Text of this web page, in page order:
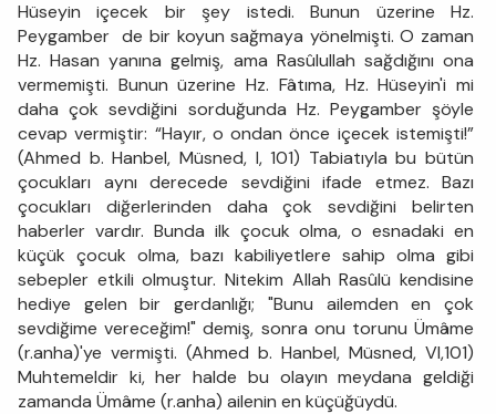
Hüseyin içecek bir şey istedi. Bunun üzerine Hz.
Peygamber de bir koyun sağmaya yönelmişti. O zaman
Hz. Hasan yanına gelmiş, ama Rasûlullah sağdığını ona
vermemişti. Bunun üzerine Hz. Fâtıma, Hz. Hüseyin'i mi
daha çok sevdiğini sorduğunda Hz. Peygamber şöyle
cevap vermiştir: “Hayır, o ondan önce içecek istemişti!”
(Ahmed b. Hanbel, Müsned, I, 101) Tabiatıyla bu bütün
çocukları aynı derecede sevdiğini ifade etmez. Bazı
çocukları diğerlerinden daha çok sevdiğini belirten
haberler vardır. Bunda ilk çocuk olma, o esnadaki en
küçük çocuk olma, bazı kabiliyetlere sahip olma gibi
sebepler etkili olmuştur. Nitekim Allah Rasûlü kendisine
hediye gelen bir gerdanlığı; "Bunu ailemden en çok
sevdiğime vereceğim!" demiş, sonra onu torunu Ümâme
(r.anha)'ye vermişti. (Ahmed b. Hanbel, Müsned, VI,101)
Muhtemeldir ki, her halde bu olayın meydana geldiği
zamanda Ümâme (r.anha) ailenin en küçüğüydü.